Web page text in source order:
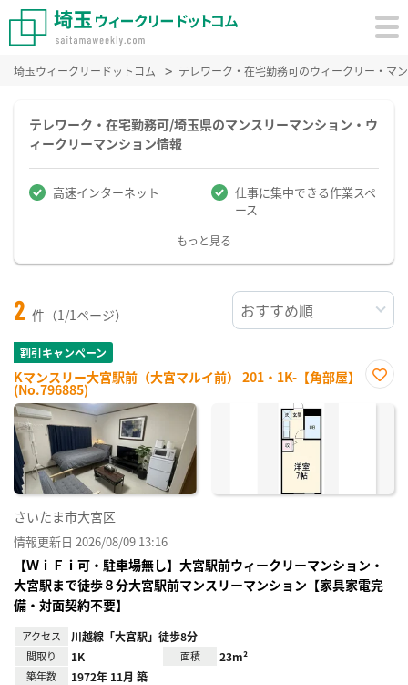
埼玉ウィークリードットコム テレワーク・在宅勤務可のウィークリー・マ
テレワーク・在宅勤務可/埼玉県のマンスリーマンション・ウ
ィークリーマンション情報
高速インターネット
仕事に集中できる作業スペ
ース
もっと見る
2 件（1/1ページ）
割引キャンペーン
Kマンスリー大宮駅前（大宮マルイ前） 201・1K-【角部屋】
(No.796885)
に入
さいたま市大宮区
情報更新日 2026/08/09 13:16
【ＷｉＦｉ可・駐車場無し】大宮駅前ウィークリーマンション・
大宮駅まで徒歩８分大宮駅前マンスリーマンション【家具家電完
備・対面契約不要】
アクセス 川越線「大宮駅」徒歩8分
間取り 1K 面積 23m²
築年数 1972年 11月 築